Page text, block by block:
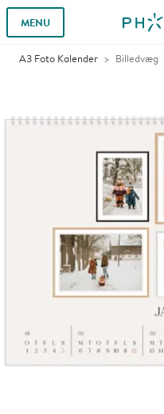
MENU
A3 Foto Kalender Billedvæg